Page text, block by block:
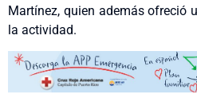
Martínez, quien además ofreció
la actividad.